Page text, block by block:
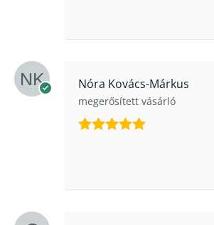
Nóra Kovács-Márkus
megerősített vásárló